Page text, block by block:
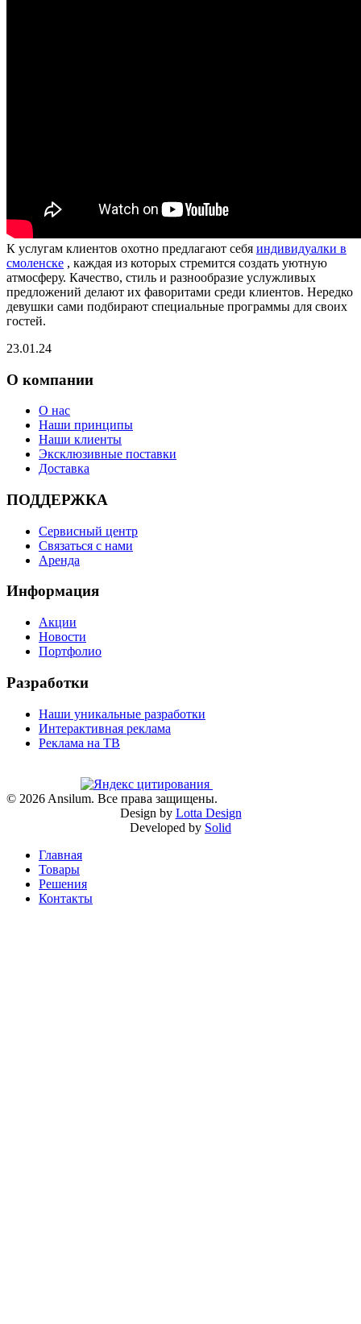
К услугам клиентов охотно предлагают себя индивидуалки в
смоленске , каждая из которых стремится создать уютную
атмосферу. Качество, стиль и разнообразие услужливых
предложений делают их фаворитами среди клиентов. Нередко
девушки сами подбирают специальные программы для своих
гостей.
23.01.24
О компании
О нас
Наши принципы
Наши клиенты
Эксклюзивные поставки
Доставка
ПОДДЕРЖКА
Сервисный центр
Связаться с нами
Аренда
Информация
Акции
Новости
Портфолио
Разработки
Наши уникальные разработки
Интерактивная реклама
Реклама на ТВ
© 2026 Ansilum. Все права защищены.
Design by Lotta Design
Developed by Solid
Главная
Товары
Решения
Контакты